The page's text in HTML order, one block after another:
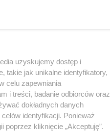
uzyskujemy dostęp i
takie jak unikalne identyfikatory,
celu zapewniania
i treści, badanie odbiorców oraz
dokładnych danych
identyfikacji. Ponieważ
kliknięcie „Akceptuję”.